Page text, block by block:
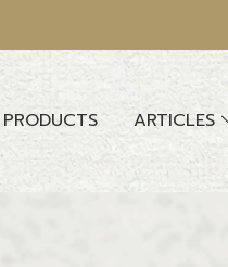
PRODUCTS ARTICLES